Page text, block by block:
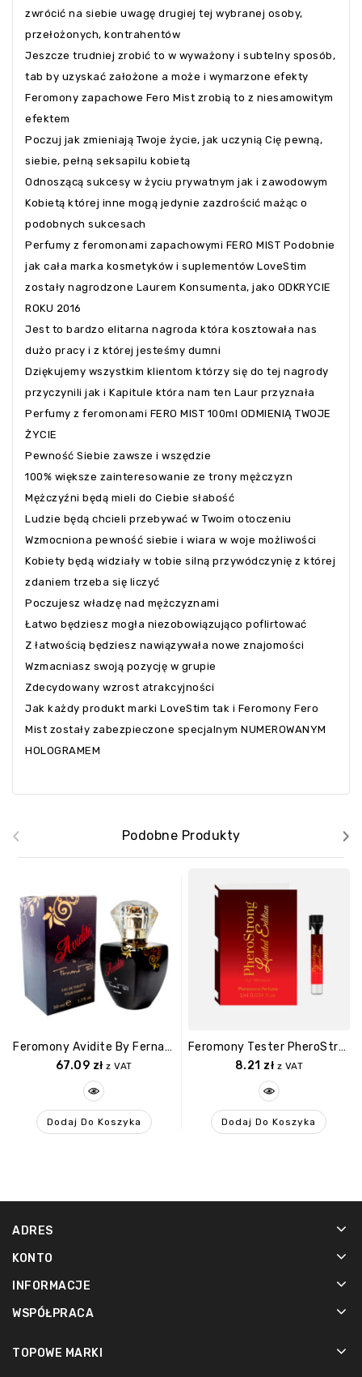
zwrócić na siebie uwagę drugiej tej wybranej osoby,
przełożonych, kontrahentów
Jeszcze trudniej zrobić to w wyważony i subtelny sposób,
tab by uzyskać założone a może i wymarzone efekty
Feromony zapachowe Fero Mist zrobią to z niesamowitym
efektem
Poczuj jak zmieniają Twoje życie, jak uczynią Cię pewną,
siebie, pełną seksapilu kobietą
Odnoszącą sukcesy w życiu prywatnym jak i zawodowym
Kobietą której inne mogą jedynie zazdrościć mażąc o
podobnych sukcesach
Perfumy z feromonami zapachowymi FERO MIST Podobnie
jak cała marka kosmetyków i suplementów LoveStim
zostały nagrodzone Laurem Konsumenta, jako ODKRYCIE
ROKU 2016
Jest to bardzo elitarna nagroda która kosztowała nas
dużo pracy i z której jesteśmy dumni
Dziękujemy wszystkim klientom którzy się do tej nagrody
przyczynili jak i Kapitule która nam ten Laur przyznała
Perfumy z feromonami FERO MIST 100ml ODMIENIĄ TWOJE
ŻYCIE
Pewność Siebie zawsze i wszędzie
100% większe zainteresowanie ze trony mężczyzn
Mężczyźni będą mieli do Ciebie słabość
Ludzie będą chcieli przebywać w Twoim otoczeniu
Wzmocniona pewność siebie i wiara w woje możliwości
Kobiety będą widziały w tobie silną przywódczynię z której
zdaniem trzeba się liczyć
Poczujesz władzę nad mężczyznami
Łatwo będziesz mogła niezobowiązująco poflirtować
Z łatwością będziesz nawiązywała nowe znajomości
Wzmacniasz swoją pozycję w grupie
Zdecydowany wzrost atrakcyjności
Jak każdy produkt marki LoveStim tak i Feromony Fero
Mist zostały zabezpieczone specjalnym NUMEROWANYM
HOLOGRAMEM
Podobne Produkty
Feromony Avidite By Fernand Péril, Pheromon For Women 50 Ml
67.09 zł z VAT
Dodaj Do Koszyka
Feromony Tester PheroStrong LIMITED EDITION For Woman 1ml.
8.21 zł z VAT
Dodaj Do Koszyka
‹ ›
ADRES
KONTO
INFORMACJE
WSPÓŁPRACA
TOPOWE MARKI